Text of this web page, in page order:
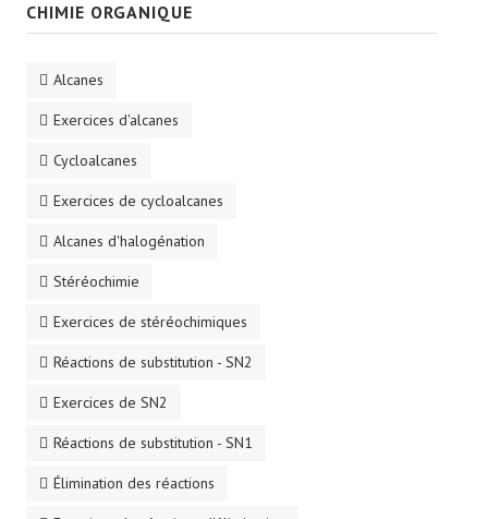
CHIMIE ORGANIQUE
Alcanes
Exercices d'alcanes
Cycloalcanes
Exercices de cycloalcanes
Alcanes d'halogénation
Stéréochimie
Exercices de stéréochimiques
Réactions de substitution - SN2
Exercices de SN2
Réactions de substitution - SN1
Élimination des réactions